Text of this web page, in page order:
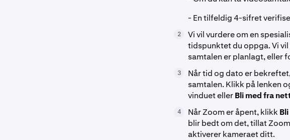
- En tilfeldig 4-sifret
2
Vi vil vurdere om en
tidspunktet du oppga. Vi
samtalen er planlagt, eller
3
Når tid og dato er
samtalen. Klikk på lenken
vinduet ellerBli med fra
4 Når Zoom er åpent, klikk
blir bedt om det, tillat
aktiverer kameraet ditt.